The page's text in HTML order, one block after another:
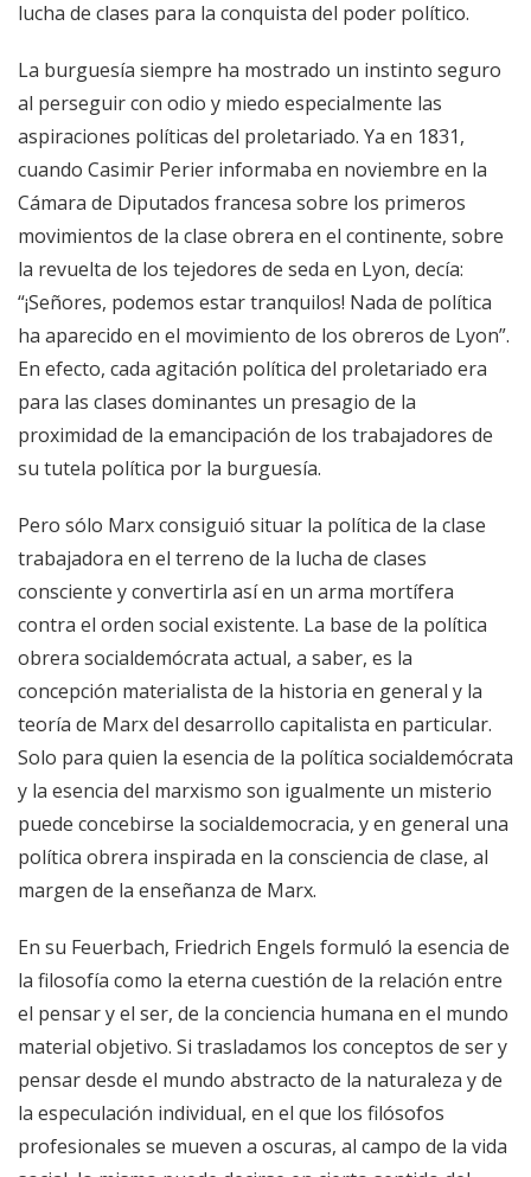
lucha de clases para la conquista del poder político.
La burguesía siempre ha mostrado un instinto seguro
al perseguir con odio y miedo especialmente las
aspiraciones políticas del proletariado. Ya en 1831,
cuando Casimir Perier informaba en noviembre en la
Cámara de Diputados francesa sobre los primeros
movimientos de la clase obrera en el continente, sobre
la revuelta de los tejedores de seda en Lyon, decía:
“¡Señores, podemos estar tranquilos! Nada de política
ha aparecido en el movimiento de los obreros de Lyon”.
En efecto, cada agitación política del proletariado era
para las clases dominantes un presagio de la
proximidad de la emancipación de los trabajadores de
su tutela política por la burguesía.
Pero sólo Marx consiguió situar la política de la clase
trabajadora en el terreno de la lucha de clases
consciente y convertirla así en un arma mortífera
contra el orden social existente. La base de la política
obrera socialdemócrata actual, a saber, es la
concepción materialista de la historia en general y la
teoría de Marx del desarrollo capitalista en particular.
Solo para quien la esencia de la política socialdemócrata
y la esencia del marxismo son igualmente un misterio
puede concebirse la socialdemocracia, y en general una
política obrera inspirada en la consciencia de clase, al
margen de la enseñanza de Marx.
En su Feuerbach, Friedrich Engels formuló la esencia de
la filosofía como la eterna cuestión de la relación entre
el pensar y el ser, de la conciencia humana en el mundo
material objetivo. Si trasladamos los conceptos de ser y
pensar desde el mundo abstracto de la naturaleza y de
la especulación individual, en el que los filósofos
profesionales se mueven a oscuras, al campo de la vida